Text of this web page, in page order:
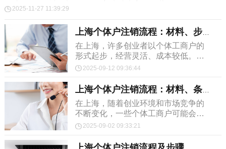
停止，还是希望以更合规的方式结束主体经营，...
2025-11-27 11:39:29
在上海，许多创业者以个体工商户的
形式起步，经营灵活、成本较低。但
随着市场变化、经营状况调整或创业
时，依法办理注销手续就...
2025-09-12 09:36:44
上海个体户注销流程：材料、条件及注意事项
在上海，随着创业环境和市场竞争的
不断变化，一些个体工商户可能会面
临注销的需求。无论是因为经营调
上海个体户注销流程对于创...
2025-09-02 09:33:21